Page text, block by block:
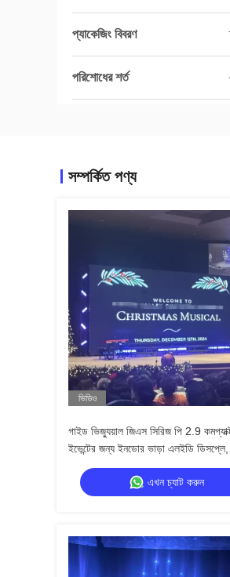
প্যাকেজিং বিবরণ
পরিশোধের শর্ত
সম্পর্কিত পণ্য
ভিডিও
গাইড ভিজ্যুয়াল জিএস সিরিজ পি 2.9
ইভেন্টের জন্য ইনডোর ভাড়া এলইডি ডিসপ্লে,
7680Hz কোন কালো স্ক্রিন সিই
এখন চ্যাট করুন